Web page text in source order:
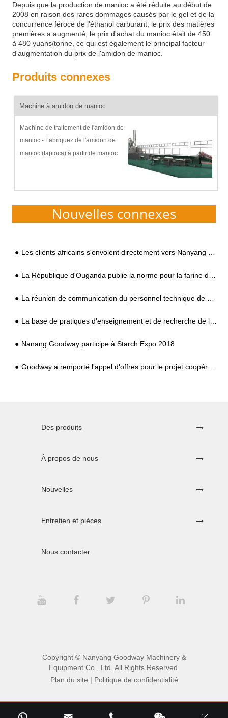
Depuis que la production de manioc a été réduite au début de
2008 en raison des rares dommages causés par le gel et de la
concurrence féroce de l'éthanol carburant, le prix des matières
premières a augmenté, le prix d'achat du manioc était de 450
à 480 yuans/tonne, ce qui est également le principal facteur
d'augmentation du prix de l'amidon de manioc.
Produits connexes
Machine à amidon de manioc
Machine de traitement de l'amidon de
manioc - Fabriquez de l'amidon de
manioc (tapioca) à partir de manioc
Goodway a continuellement
développé des m...
Nouvelles connexes
Les clients africains s'envolent directement vers Nanyang pour visiter l'usine Goodway
La République d'Ouganda publie la norme pour la farine de manioc
La réunion de communication du personnel technique de base après-vente de Goodway Cassava & Potato Industry 2011 s'est déroulée avec succès
La base de pratiques d'enseignement et de recherche de l'Université agricole du Henan dévoilée dans l'industrie du manioc et de la pomme de terre de NANYANG GOODWAY
Nanang Goodway participe à Starch Expo 2018
Goodway a remporté l'appel d'offres pour le projet coopératif du gouvernement indonésien
Des produits
À propos de nous
Nouvelles
Entretien et pièces
Nous contacter
Copyright © Nanyang Goodway Machinery &
Equipment Co., Ltd. All Rights Reserved.
Plan du site | Politique de confidentialité